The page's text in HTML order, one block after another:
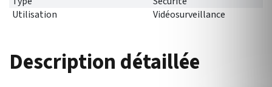
Utilisation
Vidéosurveillance
Description détaillée